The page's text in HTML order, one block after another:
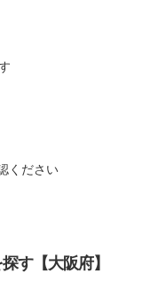
ください
す【大阪府】